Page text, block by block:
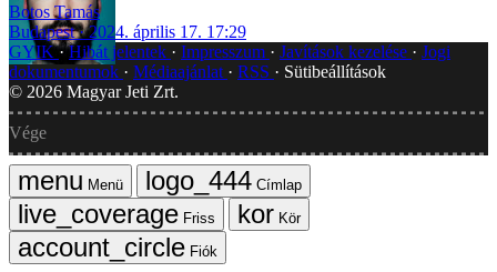
Botos Tamás
Budapest
2024. április 17. 17:29
GYIK Hibát jelentek Impresszum Javítások kezelése
Jogi
dokumentumok
Médiaajánlat RSS
Sütibeállítások
© 2026 Magyar Jeti Zrt.
Vége
Menü
Címlap
Friss
Kör
Fiók